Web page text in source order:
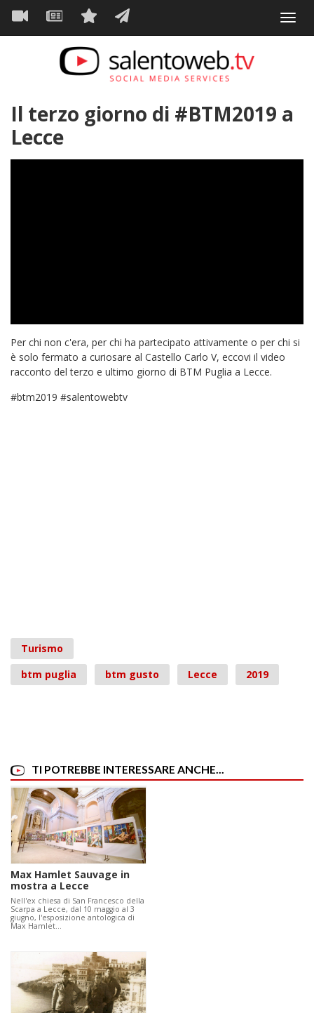
Salta
contenuto
Navigazione
principale
Il terzo giorno di #BTM2019 a
Lecce
Per chi non c'era, per chi ha partecipato attivamente o per chi si
è solo fermato a curiosare al Castello Carlo V, eccovi il video
racconto del terzo e ultimo giorno di BTM Puglia a Lecce.
#btm2019 #salentowebtv
Turismo
btm puglia
btm gusto Lecce 2019
TI POTREBBE INTERESSARE ANCHE...
Max Hamlet Sauvage in
mostra a Lecce
Nell'ex chiesa di San Francesco della
Scarpa a Lecce, dal 10 maggio al 3
giugno, l'esposizione antologica di
Max Hamlet…